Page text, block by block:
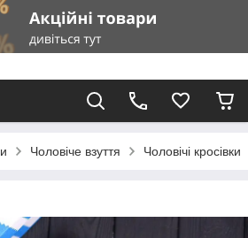
Чоловіче взуття Чоловічі кросівки